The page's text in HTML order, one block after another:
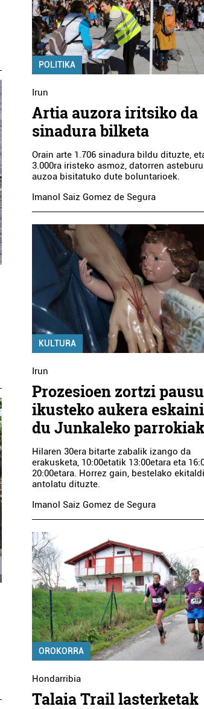
POLITIKA
Irun
Artia auzora iritsiko da
sinadura bilketa
Orain arte 1.706 sinadura bildu dituzte,
3.000ra iristeko asmoz, datorren
auzoa bisitatuko dute boluntarioek.
Imanol Saiz Gomez de Segura
KULTURA
Irun
Prozesioen zortzi pausu
ikusteko aukera
du Junkaleko parrokiak
Hilaren 30era bitarte zabalik izango da
erakusketa, 10:00etatik 13:00etara eta
20:00etara. Horrez gain, bestelako
antolatu dituzte.
Imanol Saiz Gomez de Segura
OROKORRA
Hondarribia
Talaia Trail lasterketak